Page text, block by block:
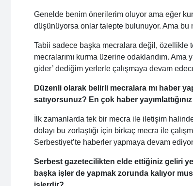
Genelde benim önerilerim oluyor ama eğer
düşünüyorsa onlar talepte bulunuyor. Ama
Tabii sadece başka mecralara değil, özellikle
mecralarımı kurma üzerine odaklandım.
gider’ dediğim yerlerle çalışmaya devam
Düzenli olarak belirli mecralara mı haber
satıyorsunuz? En çok haber
İlk zamanlarda tek bir mecra ile iletişim
dolayı bu zorlaştığı için birkaç mecra ile
Serbestiyet’te haberler yapmaya devam
Serbest gazetecilikten elde ettiğiniz geliri
başka işler de yapmak zorunda kalıyor